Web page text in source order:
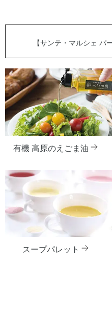
【サンテ・マルシェ パ
有機 高原のえごま油
スープパレット